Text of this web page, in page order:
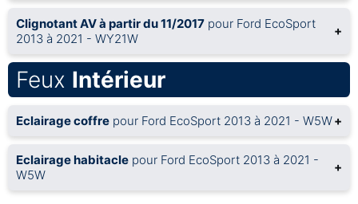
Clignotant AV à partir du 11/2017 pour Ford EcoSport
2013 à 2021 - WY21W
+
Feux Intérieur
Eclairage coffre pour Ford EcoSport 2013 à 2021 - W5W+
Eclairage habitacle pour Ford EcoSport 2013 à 2021 -
W5W
+